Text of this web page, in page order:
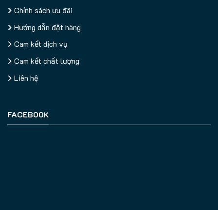
Chính sách ưu đãi
Hướng dẫn đặt hàng
Cam kết dịch vụ
Cam kết chất lượng
Liên hệ
FACEBOOK